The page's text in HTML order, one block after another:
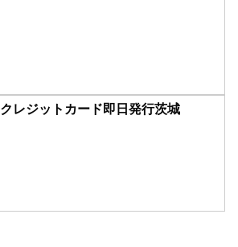
クレジットカード即日発行茨城